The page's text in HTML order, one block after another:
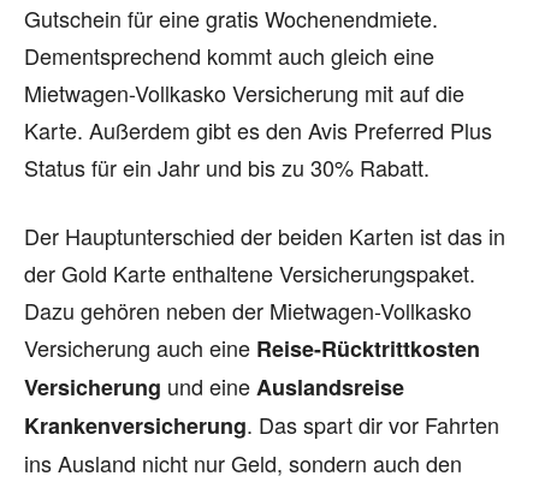
Gutschein für eine gratis Wochenendmiete.
Dementsprechend kommt auch gleich eine
Mietwagen-Vollkasko Versicherung mit auf die
Karte. Außerdem gibt es den Avis Preferred Plus
Status für ein Jahr und bis zu 30% Rabatt.
Der Hauptunterschied der beiden Karten ist das in
der Gold Karte enthaltene Versicherungspaket.
Dazu gehören neben der Mietwagen-Vollkasko
Versicherung auch eine Reise-Rücktrittkosten
Versicherung und eineAuslandsreise
Krankenversicherung. Das spart dir vor Fahrten
ins Ausland nicht nur Geld, sondern auch den